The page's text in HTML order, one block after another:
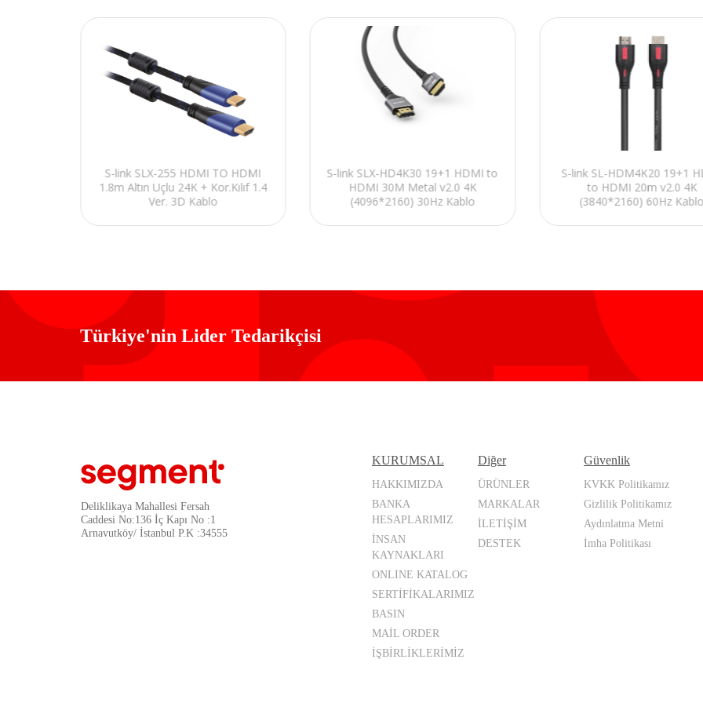
S-link SLX-255 HDMI TO HDMI
1.8m Altın Uçlu 24K + Kor.Kılıf 1.4
Ver. 3D Kablo
S-link SLX-HD4K30 19+1 HDMI to
HDMI 30M Metal v2.0 4K
(4096*2160) 30Hz Kablo
S-link SL-HDM4K20 19+1
to HDMI 20m v2.0 4K
(3840*2160) 60Hz Kablo
Türkiye'nin Lider Tedarikçisi
Deliklikaya Mahallesi Fersah
Caddesi No:136 İç Kapı No :1
Arnavutköy/ İstanbul P.K :34555
KURUMSAL
HAKKIMIZDA
BANKA
HESAPLARIMIZ
İNSAN
KAYNAKLARI
ONLINE KATALOG
SERTİFİKALARIMIZ
BASIN
MAİL ORDER
İŞBİRLİKLERİMİZ
Diğer
ÜRÜNLER
MARKALAR
İLETİŞİM
DESTEK
Güvenlik
KVKK Politikamız
Gizlilik Politikamız
Aydınlatma Metni
İmha Politikası